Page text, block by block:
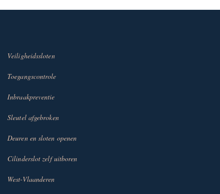
Veiligheidssloten
Toegangscontrole
Inbraakpreventie
Sleutel afgebroken
Deuren en sloten openen
Cilinderslot zelf uitboren
West-Vlaanderen